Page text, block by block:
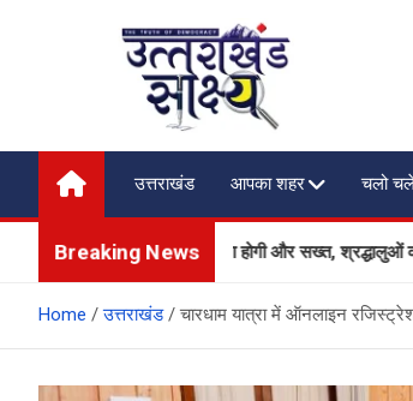
Uttarakhand
My News Portal
उत्तराखंड
आपका शहर चलो
Breaking News
सुरक्षा और यातायात व्यवस्था होगी और सख्त, श्रद्धालुओं की
Home उत्तराखंड चारधाम यात्रा में ऑनलाइन